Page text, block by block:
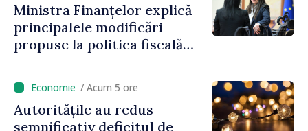
Ministra Finanțelor explică
principalele modificări
propuse la politica fiscală
venit
/ Acum 5 ore
Autoritățile au redus
semnificativ deficitul de